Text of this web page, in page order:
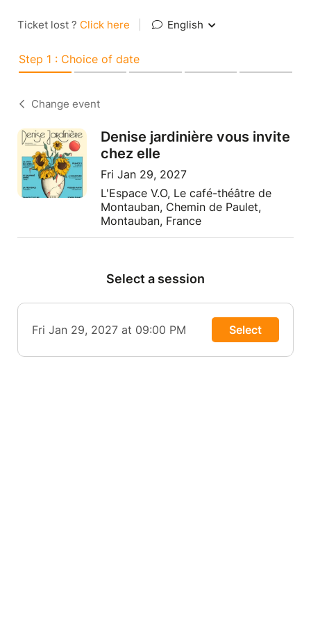
Ticket lost ? Click here English
Step 1 : Choice of date
Change event
Denise jardinière vous invite
chez elle
Fri Jan 29, 2027
L'Espace V.O, Le café-théâtre de
Montauban, Chemin de Paulet,
Montauban, France
Select a session
Fri Jan 29, 2027 at 09:00 PM Select